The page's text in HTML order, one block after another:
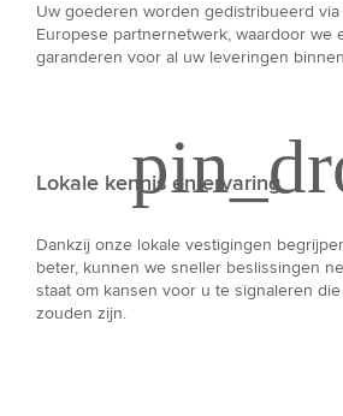
Uw goederen worden gedistribueerd
Europese partnernetwerk, waardoor we
garanderen voor al uw leveringen
Lokale kennis en ervaring
Dankzij onze lokale vestigingen
beter, kunnen we sneller beslissingen
staat om kansen voor u te signaleren
zouden zijn.